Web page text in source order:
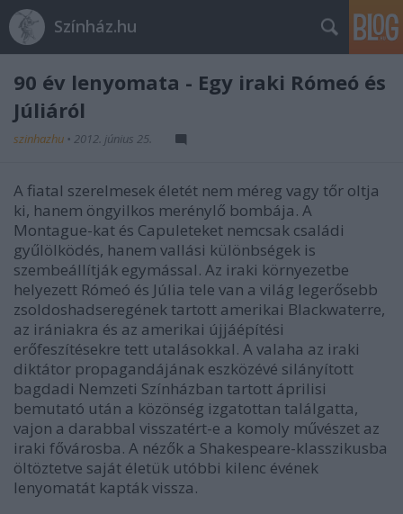
Színház.hu
90 év lenyomata - Egy iraki Rómeó és
Júliáról
szinhazhu • 2012. június 25.
A fiatal szerelmesek életét nem méreg vagy tőr oltja
ki, hanem öngyilkos merénylő bombája. A
Montague-kat és Capuleteket nemcsak családi
gyűlölködés, hanem vallási különbségek is
szembeállítják egymással. Az iraki környezetbe
helyezett Rómeó és Júlia tele van a világ legerősebb
zsoldoshadseregének tartott amerikai Blackwaterre,
az irániakra és az amerikai újjáépítési
erőfeszítésekre tett utalásokkal. A valaha az iraki
diktátor propagandájának eszközévé silányított
bagdadi Nemzeti Színházban tartott áprilisi
bemutató után a közönség izgatottan találgatta,
vajon a darabbal visszatért-e a komoly művészet az
iraki fővárosba. A nézők a Shakespeare-klasszikusba
öltöztetve saját életük utóbbi kilenc évének
lenyomatát kapták vissza.